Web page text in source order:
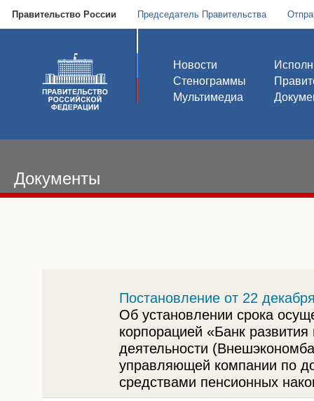
Правительство России Председатель Правительства
Новости
Стенограммы
Мультимедиа
Документы
Постановление от 22
Об установлении срока
корпорацией «Банк
деятельности
управляющей компании по
средствами пенсионных